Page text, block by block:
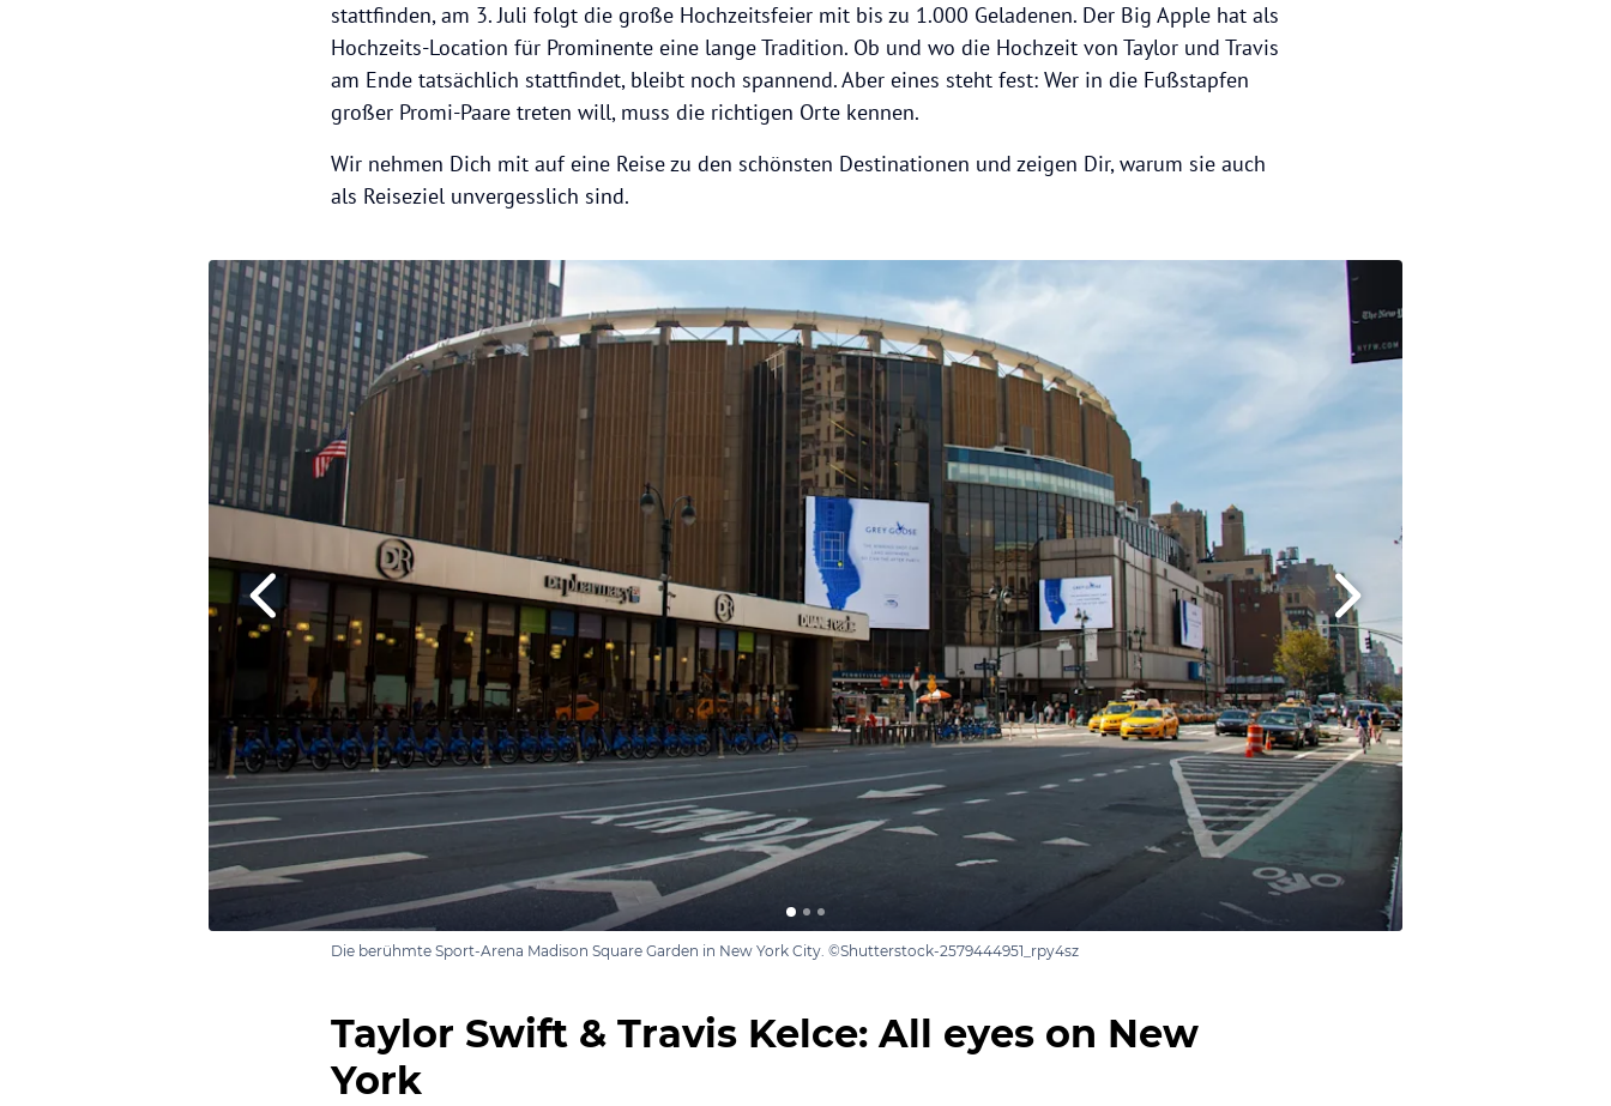
stattfinden, am 3. Juli folgt die große Hochzeitsfeier mit bis zu 1.000 Geladenen. Der Big Apple hat als
Hochzeits-Location für Prominente eine lange Tradition. Ob und wo die Hochzeit von Taylor und Travis
am Ende tatsächlich stattfindet, bleibt noch spannend. Aber eines steht fest: Wer in die Fußstapfen
großer Promi-Paare treten will, muss die richtigen Orte kennen.
Wir nehmen Dich mit auf eine Reise zu den schönsten Destinationen und zeigen Dir, warum sie auch
als Reiseziel unvergesslich sind.
Die berühmte Sport-Arena Madison Square Garden in New York City. ©Shutterstock-2579444951_rpy4sz
Taylor Swift & Travis Kelce: All eyes on New
York